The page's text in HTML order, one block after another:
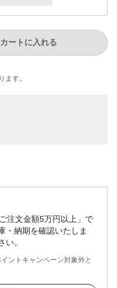
カートに入れる
す。
注文金額5万円以上」で
・納期を確認いたしま
い。
ントキャンペーン対象外と